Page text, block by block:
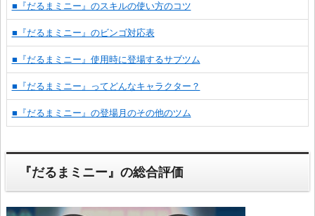
■『だるまミニー』のスキルの使い方のコツ
■『だるまミニー』のビンゴ対応表
■『だるまミニー』使用時に登場するサブツム
■『だるまミニー』ってどんなキャラクター？
■『だるまミニー』の登場月のその他のツム
『だるまミニー』の総合評価